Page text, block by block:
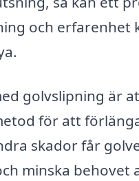
och erfarenhet
golvslipning är
för att
skador får
minska